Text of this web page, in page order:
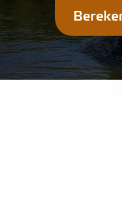
Home >